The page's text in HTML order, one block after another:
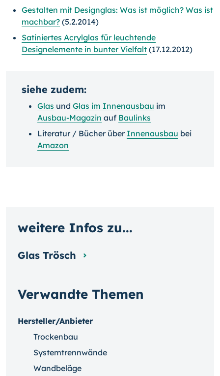
Gestalten mit Designglas: Was ist möglich? Was ist
machbar? (5.2.2014)
Satiniertes Acrylglas für leuchtende
Designelemente in bunter Vielfalt (17.12.2012)
siehe zudem:
Glas und Glas im Innenausbau im
Ausbau-Magazin auf Baulinks
Literatur / Bücher über Innenausbau bei
Amazon
Verwandte Themen
Hersteller/Anbieter
Trockenbau
Systemtrennwände
Wandbeläge
weitere Infos zu...
Glas Trösch